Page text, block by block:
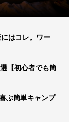
はコレ。ワー
【初心者でも簡
ぶ簡単キャンプ